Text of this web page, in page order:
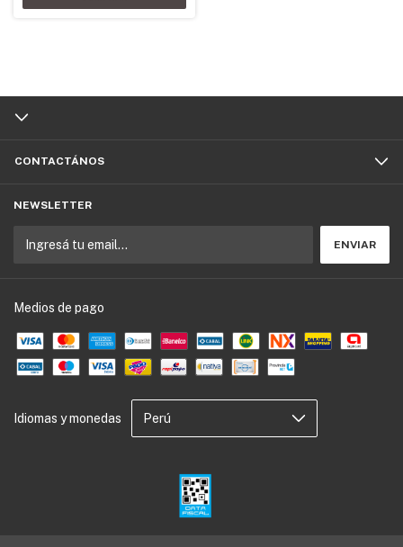
CONTACTÁNOS
NEWSLETTER
Medios de pago
Idiomas y monedas